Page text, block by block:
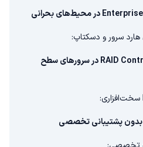
سرور و دسکتاپ:
۴. نادیده گرفتن نیاز به RAID Controller در سرورهای سطح